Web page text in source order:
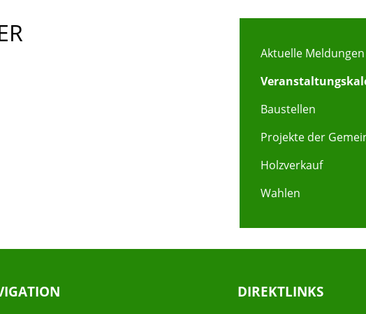
Aktuelle Meldungen
Baustellen
Projekte der
Holzverkauf
Wahlen
DIREKTLINKS